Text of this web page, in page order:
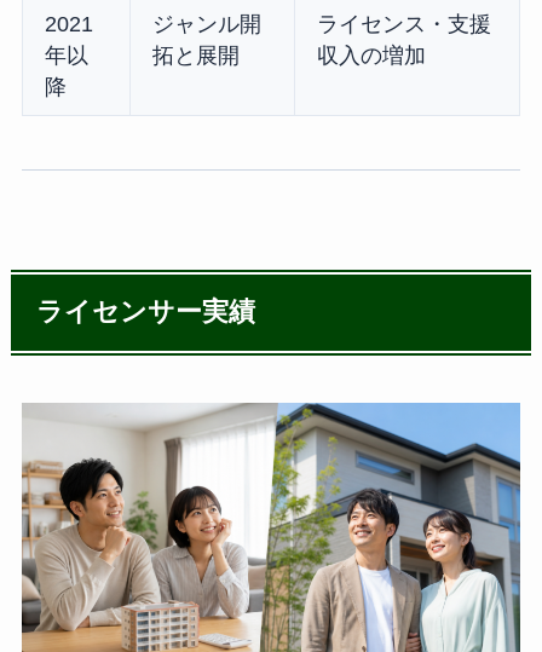
2021
年以
降
ジャンル開
拓と展開
ライセンス・支援
収入の増加
ライセンサー実績